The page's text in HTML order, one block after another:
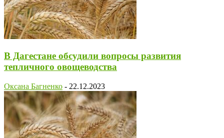
В Дагестане обсудили вопросы развития
тепличного овощеводства
Оксана Багненко - 22.12.2023